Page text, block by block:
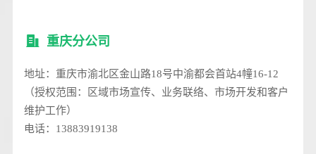
重庆分公司
地址：重庆市渝北区金山路18号中渝都会首站4幢16-12
（授权范围：区域市场宣传、业务联络、市场开发和客户
维护工作）
电话：13883919138